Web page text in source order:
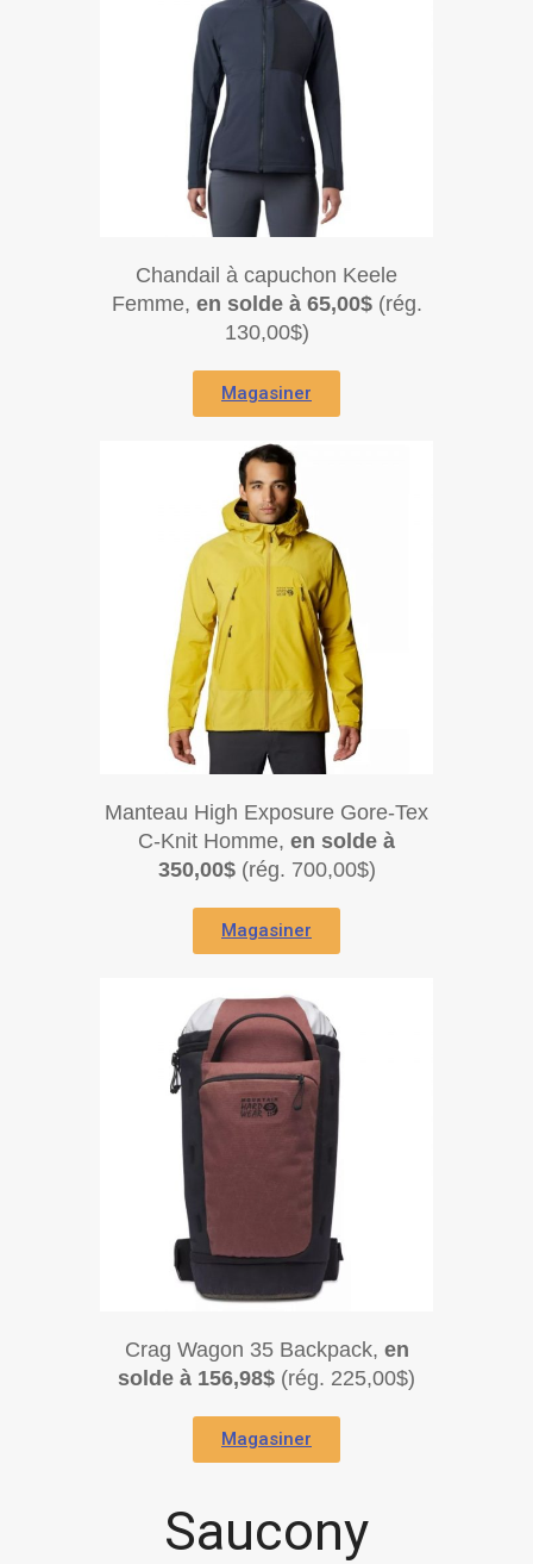
Chandail à capuchon Keele
Femme, en solde à 65,00$(rég.
130,00$)
Magasiner
Manteau High Exposure Gore-Tex
C-Knit Homme, en solde à
350,00$(rég. 700,00$)
Magasiner
Crag Wagon 35 Backpack, en
solde à 156,98$ (rég. 225,00$)
Magasiner
Saucony